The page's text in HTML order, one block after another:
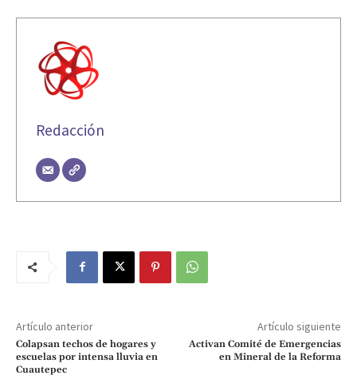
Redacción
Artículo anterior
Colapsan techos de hogares y
escuelas por intensa lluvia en
Cuautepec
Artículo siguiente
Activan Comité de Emergencias
en Mineral de la Reforma